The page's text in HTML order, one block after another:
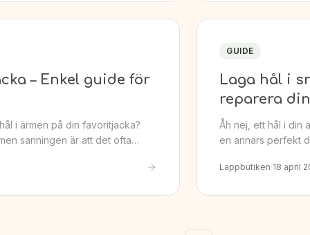
– Enkel guide för
i ärmen på din favoritjacka?
sanningen är att det ofta…
GUIDE
Laga hål i
reparera
Åh nej, ett hål i din
en annars perfekt
Lappbutiken·18 april